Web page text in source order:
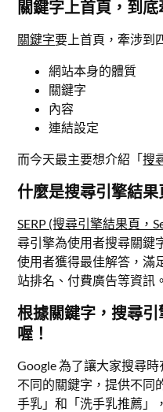
關鍵字上首頁，到
關鍵字要上首頁，牽涉到
網站本身的體質
關鍵字
內容
連結設定
而今天最主要想介紹「搜
什麼是搜尋引擎結果
SERP (搜尋引擎結果頁，
尋引擎為使用者搜尋關鍵
使用者獲得最佳解答，滿
站排名、付費廣告等資訊。
根據關鍵字，搜尋
喔！
Google 為了讓大家搜尋
不同的關鍵字，提供不同
手乳」和「洗手乳推薦」